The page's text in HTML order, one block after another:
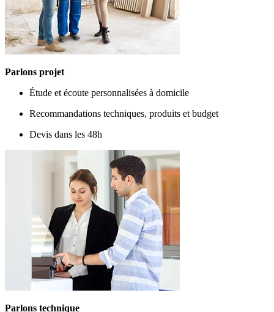
Parlons projet
Étude et écoute personnalisées à domicile
Recommandations techniques, produits et budget
Devis dans les 48h
Parlons technique